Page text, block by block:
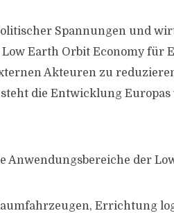
Spannungen und
Earth Orbit Economy für
Akteuren zu
die Entwicklung
der
Errichtung